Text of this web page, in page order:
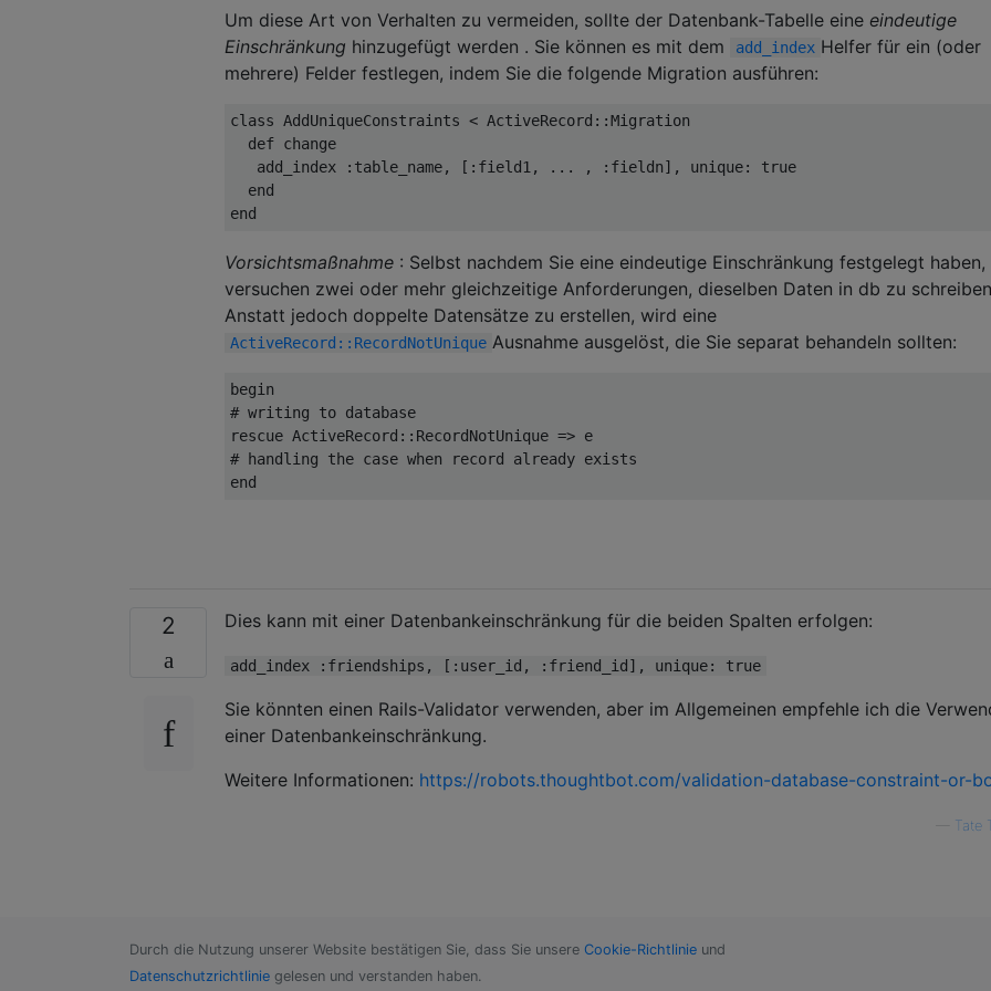
Um diese Art von Verhalten zu vermeiden, sollte der Datenbank-Tabelle eine eindeutige
Einschränkung hinzugefügt werden . Sie können es mit dem add_index Helfer für ein (oder
mehrere) Felder festlegen, indem Sie die folgende Migration ausführen:
class AddUniqueConstraints < ActiveRecord ::Migration
def change
   add_index
: table_name, [: field1 , ... , : fieldn], unique:
true
end
end
Vorsichtsmaßnahme : Selbst nachdem Sie eine eindeutige Einschränkung festgelegt haben,
versuchen zwei oder mehr gleichzeitige Anforderungen, dieselben Daten in db zu
Anstatt jedoch doppelte Datensätze zu erstellen, wird eine
ActiveRecord::RecordNotUnique Ausnahme ausgelöst, die Sie separat behandeln sollten:
begin
# writing to database
rescue ActiveRecord :: RecordNotUnique =>
# handling the case when record already exists
end
2 Dies kann mit einer Datenbankeinschränkung für die beiden Spalten erfolgen:
add_index :friendships, [:user_id, :friend_id], unique: true
Sie könnten einen Rails-Validator verwenden, aber im Allgemeinen empfehle ich die
einer Datenbankeinschränkung.
Weitere Informationen: https://robots.thoughtbot.com/validation-database-constraint-or-
Tate
Durch die Nutzung unserer Website bestätigen Sie, dass Sie unsere Cookie-Richtlinie und
Datenschutzrichtlinie gelesen und verstanden haben.